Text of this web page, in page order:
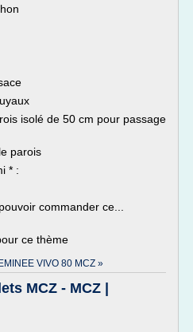
isolé de 50 cm pour passage
parois
* :
commander ce...
ce thème
VIVO 80 MCZ »
MCZ - MCZ |